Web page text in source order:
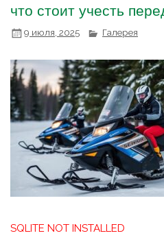
что стоит учесть
9 июля, 2025 Галерея
SQLITE NOT INSTALLED